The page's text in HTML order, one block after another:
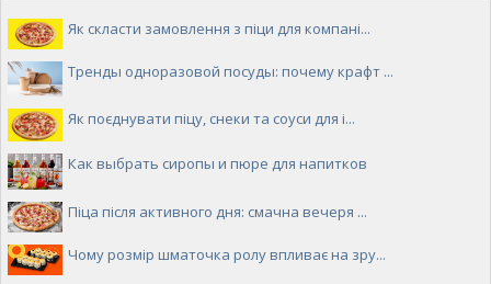
Як скласти замовлення з піци для компані...
Тренды одноразовой посуды: почему крафт ...
Як поєднувати піцу, снеки та соуси для і...
Как выбрать сиропы и пюре для напитков
Піца після активного дня: смачна вечеря ...
Чому розмір шматочка ролу впливає на зру...